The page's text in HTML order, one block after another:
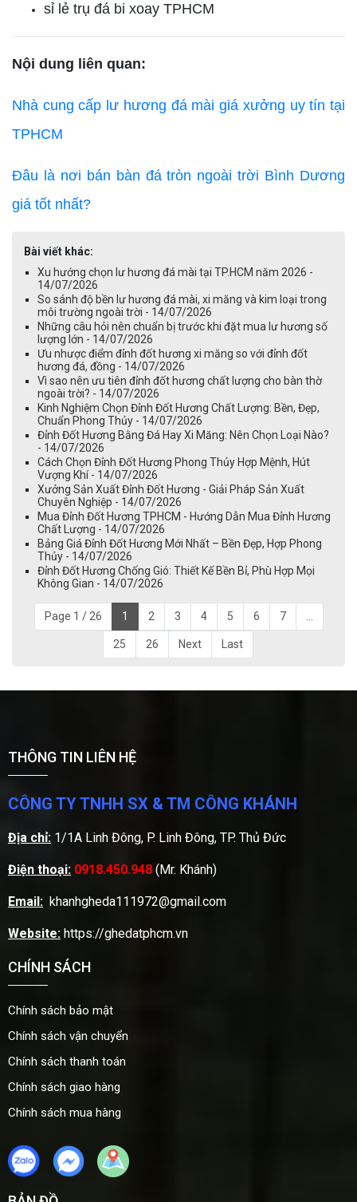
sỉ lẻ trụ đá bi xoay TPHCM
Nội dung liên quan:
Nhà cung cấp lư hương đá mài giá xưởng uy tín tại
TPHCM
Đâu là nơi bán bàn đá tròn ngoài trời Bình Dương
giá tốt nhất?
Bài viết khác:
Xu hướng chọn lư hương đá mài tại TP.HCM năm 2026 -
14/07/2026
So sánh độ bền lư hương đá mài, xi măng và kim loại trong
môi trường ngoài trời - 14/07/2026
Những câu hỏi nên chuẩn bị trước khi đặt mua lư hương số
lượng lớn - 14/07/2026
Ưu nhược điểm đỉnh đốt hương xi măng so với đỉnh đốt
hương đá, đồng - 14/07/2026
Vì sao nên ưu tiên đỉnh đốt hương chất lượng cho bàn thờ
ngoài trời? - 14/07/2026
Kinh Nghiệm Chọn Đỉnh Đốt Hương Chất Lượng: Bền, Đẹp,
Chuẩn Phong Thủy - 14/07/2026
Đỉnh Đốt Hương Bằng Đá Hay Xi Măng: Nên Chọn Loại Nào?
- 14/07/2026
Cách Chọn Đỉnh Đốt Hương Phong Thủy Hợp Mệnh, Hút
Vượng Khí - 14/07/2026
Xưởng Sản Xuất Đỉnh Đốt Hương - Giải Pháp Sản Xuất
Chuyên Nghiệp - 14/07/2026
Mua Đỉnh Đốt Hương TPHCM - Hướng Dẫn Mua Đỉnh Hương
Chất Lượng - 14/07/2026
Bảng Giá Đỉnh Đốt Hương Mới Nhất – Bền Đẹp, Hợp Phong
Thủy - 14/07/2026
Đỉnh Đốt Hương Chống Gió: Thiết Kế Bền Bỉ, Phù Hợp Mọi
Không Gian - 14/07/2026
Page 1 / 26 1 2 3 4 5 6 7 ...
25 26 Next Last
THÔNG TIN LIÊN HỆ
CÔNG TY TNHH SX & TM CÔNG KHÁNH
Địa chỉ: 1/1A Linh Đông, P. Linh Đông, TP. Thủ Đức
Điện thoại: 0918.450.948 (Mr. Khánh)
Email: khanhgheda111972@gmail.com
Website: https://ghedatphcm.vn
CHÍNH SÁCH
Chính sách bảo mật
Chính sách vận chuyển
Chính sách thanh toán
Chính sách giao hàng
Chính sách mua hàng